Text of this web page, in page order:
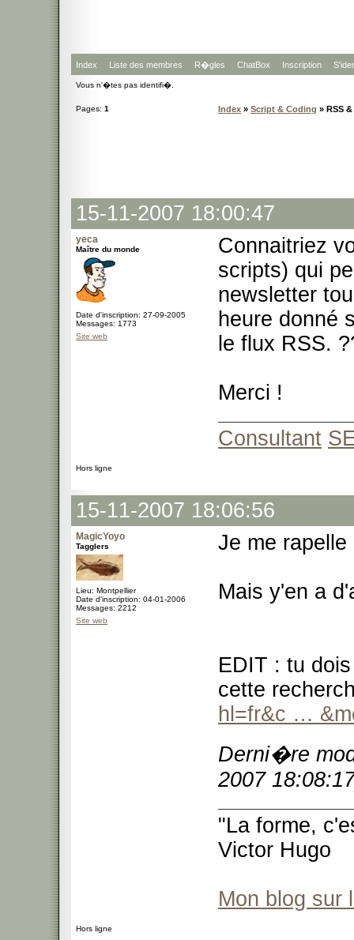
Index Liste des membres R�gles ChatBox Inscription
Vous n'�tes pas identifi�.
Pages: 1 Index » Script & Coding » RSS
15-11-2007 18:00:47
yeca
Maître du monde
Date d'inscription: 27-09-2005
Messages: 1773
Site web
Connaitriez
scripts) qui
newsletter
heure donné
le flux RSS.
Merci !
Consultant
Hors ligne
15-11-2007 18:06:56
MagicYoyo
Tagglers
Lieu: Montpellier
Date d'inscription: 04-01-2006
Messages: 2212
Site web
Je me
Mais y'en a
EDIT : tu
cette
hl=fr&c …
Derni�re
2007
"La forme,
Victor Hugo
Mon blog sur
Hors ligne